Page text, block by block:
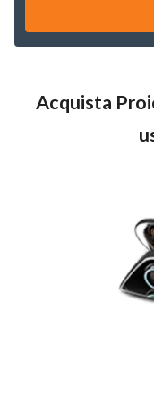
Acquista